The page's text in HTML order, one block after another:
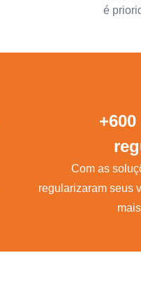
é
Com as
regularizaram seus